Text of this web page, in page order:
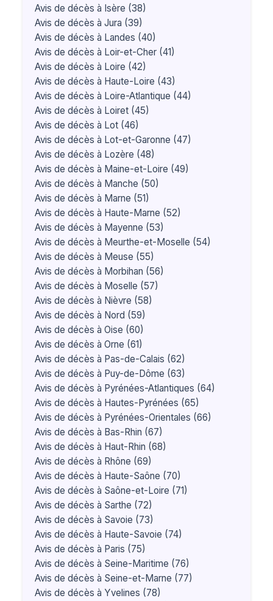
Avis de décès à Isère (38)
Avis de décès à Jura (39)
Avis de décès à Landes (40)
Avis de décès à Loir-et-Cher (41)
Avis de décès à Loire (42)
Avis de décès à Haute-Loire (43)
Avis de décès à Loire-Atlantique (44)
Avis de décès à Loiret (45)
Avis de décès à Lot (46)
Avis de décès à Lot-et-Garonne (47)
Avis de décès à Lozère (48)
Avis de décès à Maine-et-Loire (49)
Avis de décès à Manche (50)
Avis de décès à Marne (51)
Avis de décès à Haute-Marne (52)
Avis de décès à Mayenne (53)
Avis de décès à Meurthe-et-Moselle (54)
Avis de décès à Meuse (55)
Avis de décès à Morbihan (56)
Avis de décès à Moselle (57)
Avis de décès à Nièvre (58)
Avis de décès à Nord (59)
Avis de décès à Oise (60)
Avis de décès à Orne (61)
Avis de décès à Pas-de-Calais (62)
Avis de décès à Puy-de-Dôme (63)
Avis de décès à Pyrénées-Atlantiques (64)
Avis de décès à Hautes-Pyrénées (65)
Avis de décès à Pyrénées-Orientales (66)
Avis de décès à Bas-Rhin (67)
Avis de décès à Haut-Rhin (68)
Avis de décès à Rhône (69)
Avis de décès à Haute-Saône (70)
Avis de décès à Saône-et-Loire (71)
Avis de décès à Sarthe (72)
Avis de décès à Savoie (73)
Avis de décès à Haute-Savoie (74)
Avis de décès à Paris (75)
Avis de décès à Seine-Maritime (76)
Avis de décès à Seine-et-Marne (77)
Avis de décès à Yvelines (78)